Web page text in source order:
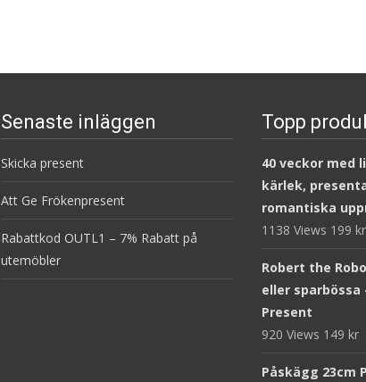
Senaste inläggen
Skicka present
Att Ge Frökenpresent
Rabattkod OUTL1 – 7% Rabatt på
utemöbler
Topp
40 veckor med
kärlek,
romantiska
1138 Views 199 kr
Robert the
eller sparbössa
Present
920 Views 149 kr
Påskägg 23cm